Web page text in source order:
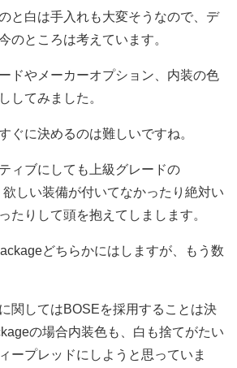
と白は手入れも大変そうなので、デ
のところは考えています。
ドやメーカーオプション、内装の色
してみました。
ぐに決めるのは難しいですね。
ィブにしても上級グレードの
しい装備が付いてなかったり絶対い
たりして頭を抱えてしまします。
どちらかにはしますが、もう数
関してはBOSEを採用することは決
の場合内装色も、白も捨てがたい
ープレッドにしようと思っていま